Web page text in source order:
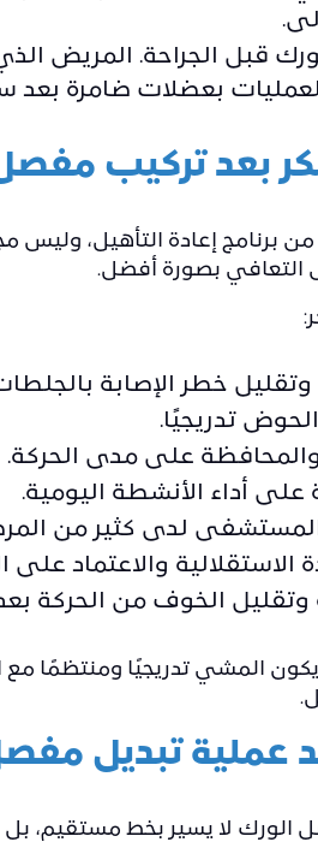
قبل الجراحة. المريض
بعضلات ضامرة بعد
بعد تركيب
من برنامج إعادة التأهيل،
التعافي بصورة أفضل.
خطر الإصابة
تدريجيًا.
على مدى الحركة.
على أداء الأنشطة اليومية.
المستشفى لدى كثير من
الاستقلالية والاعتماد
وتقليل الخوف من الحركة
المشي تدريجيًا ومنتظمًا مع
عملية تبديل
الورك لا يسير بخط مستقيم،